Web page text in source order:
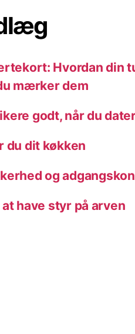
Hvordan din
mærker dem
godt, når du
du dit køkken
og
have styr på arven